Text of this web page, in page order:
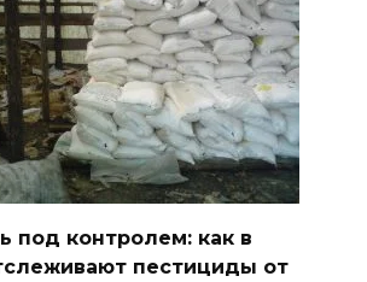
под контролем: как в
пестициды от